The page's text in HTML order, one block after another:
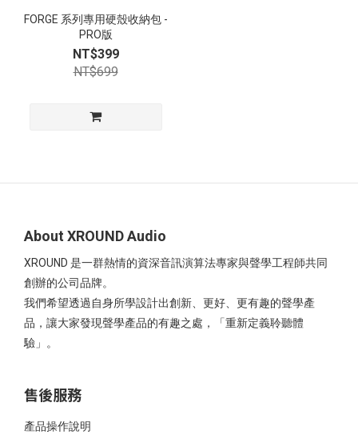
FORGE 系列專用硬殼收納包 -
PRO版
NT$399
NT$699
About XROUND Audio
XROUND 是一群熱情的資深音訊演算法專家與聲學工程師共同
創辦的公司品牌。
我們希望透過自身所學設計出創新、更好、更有趣的聲學產
品，讓大家發現聲學產品的有趣之處，「重新定義聆聽體
驗」。
售後服務
產品操作說明